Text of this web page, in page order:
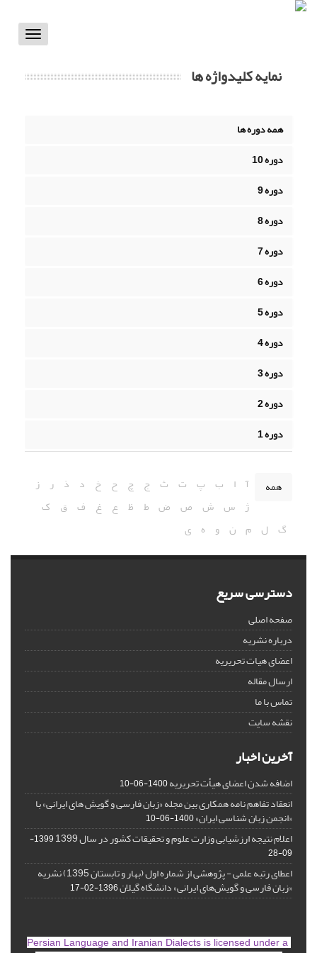
Toggle
نمایه کلیدواژه ها
همه دوره ها
دوره 10
دوره 9
دوره 8
دوره 7
دوره 6
دوره 5
دوره 4
دوره 3
دوره 2
دوره 1
همه آ ا ب پ ت ث ج چ ح خ د ذ ر ز
ژ س ش ص ض ط ظ ع غ ف ق ک
گ ل م ن و ه ی
دسترسی سریع
صفحه اصلی
درباره نشریه
اعضای هیات تحریریه
ارسال مقاله
تماس با ما
نقشه سایت
آخرین اخبار
اضافه شدن اعضای هیأت تحریریه1400-06-10
انعقاد تفاهم نامه همکاری بین مجله «زبان فارسی و گویش های ایرانی» با
«انجمن زبان شناسی ایران»1400-06-10
اعلام نتیجه ارزشیابی وزارت علوم و تحقیقات کشور در سال 1399
1399-
09-28
اعطای رتبه علمی - پژوهشی از شماره اول (بهار و تابستان 1395) نشریه
«زبان فارسی و گویش‌های ایرانی» دانشگاه گیلان1396-02-17
Persian Language and Iranian Dialects
is licensed under a